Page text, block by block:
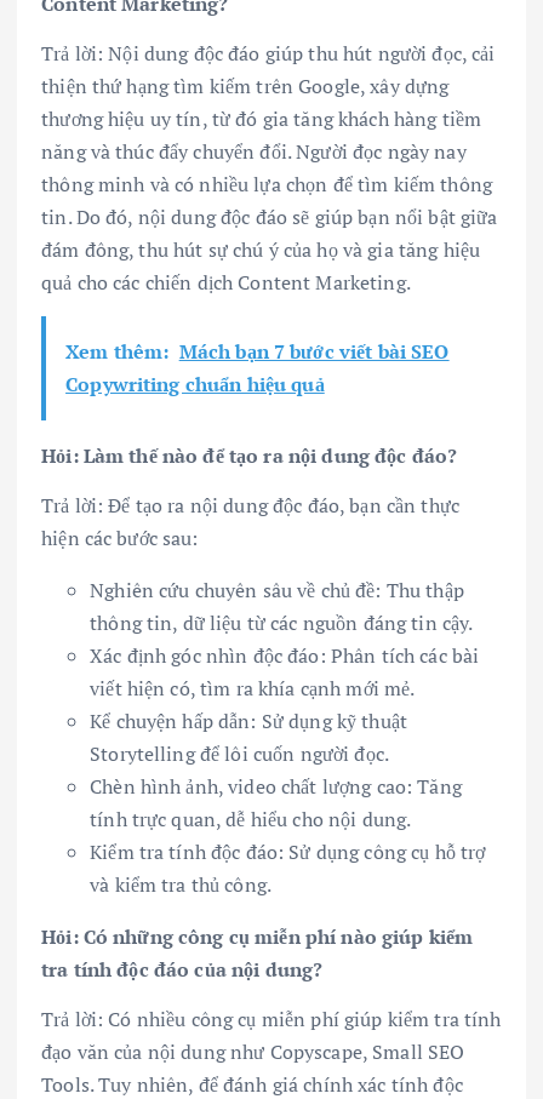
Trả lời: Nội dung độc đáo giúp thu hút người đọc, cải
thiện thứ hạng tìm kiếm trên Google, xây dựng
thương hiệu uy tín, từ đó gia tăng khách hàng tiềm
năng và thúc đẩy chuyển đổi. Người đọc ngày nay
thông minh và có nhiều lựa chọn để tìm kiếm thông
tin. Do đó, nội dung độc đáo sẽ giúp bạn nổi bật giữa
đám đông, thu hút sự chú ý của họ và gia tăng hiệu
quả cho các chiến dịch Content Marketing.
Xem thêm: Mách bạn 7 bước viết bài SEO
Copywriting chuẩn hiệu quả
Hỏi: Làm thế nào để tạo ra nội dung độc đáo?
Trả lời: Để tạo ra nội dung độc đáo, bạn cần thực
hiện các bước sau:
Nghiên cứu chuyên sâu về chủ đề: Thu thập
thông tin, dữ liệu từ các nguồn đáng tin cậy.
Xác định góc nhìn độc đáo: Phân tích các bài
viết hiện có, tìm ra khía cạnh mới mẻ.
Kể chuyện hấp dẫn: Sử dụng kỹ thuật
Storytelling để lôi cuốn người đọc.
Chèn hình ảnh, video chất lượng cao: Tăng
tính trực quan, dễ hiểu cho nội dung.
Kiểm tra tính độc đáo: Sử dụng công cụ hỗ trợ
và kiểm tra thủ công.
Hỏi: Có những công cụ miễn phí nào giúp kiểm
tra tính độc đáo của nội dung?
Trả lời: Có nhiều công cụ miễn phí giúp kiểm tra tính
đạo văn của nội dung như Copyscape, Small SEO
Tools. Tuy nhiên, để đánh giá chính xác tính độc